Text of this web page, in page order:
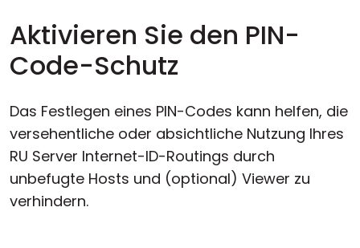
Aktivieren Sie den PIN-
Code-Schutz
Das Festlegen eines PIN-Codes kann helfen, die
versehentliche oder absichtliche Nutzung Ihres
RU Server Internet-ID-Routings durch
unbefugte Hosts und (optional) Viewer zu
verhindern.